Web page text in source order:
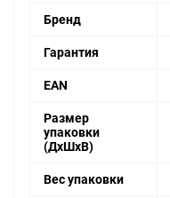
Бренд
Гарантия
EAN
Размер
упаковки
(ДxШxВ)
Вес упаковки